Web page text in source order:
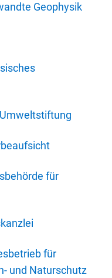
Geophysik
für
für
und Naturschutz